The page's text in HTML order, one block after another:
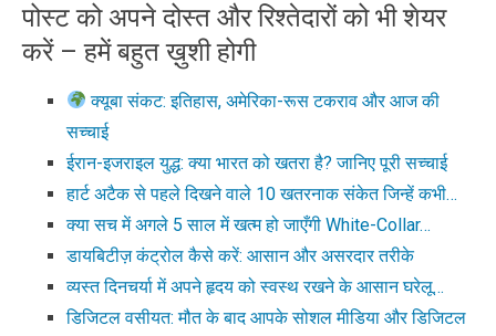
पोस्ट को अपने दोस्त और रिश्तेदारों को भी शेयर
करें – हमें बहुत ख़ुशी होगी
क्यूबा संकट: इतिहास, अमेरिका-रूस टकराव और आज की
सच्चाई
ईरान-इजराइल युद्ध: क्या भारत को खतरा है? जानिए पूरी सच्चाई
हार्ट अटैक से पहले दिखने वाले 10 खतरनाक संकेत जिन्हें कभी…
क्या सच में अगले 5 साल में खत्म हो जाएँगी White-Collar…
डायबिटीज़ कंट्रोल कैसे करें: आसान और असरदार तरीके
व्यस्त दिनचर्या में अपने हृदय को स्वस्थ रखने के आसान घरेलू…
डिजिटल वसीयत: मौत के बाद आपके सोशल मीडिया और डिजिटल